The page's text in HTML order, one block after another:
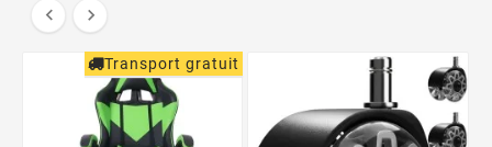
 
Transport gratuit